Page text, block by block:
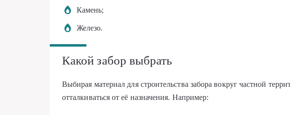
Камень;
Железо.
Какой забор выбрать
Выбирая материал для строительства забора вокруг частной
отталкиваться от её назначения. Например: